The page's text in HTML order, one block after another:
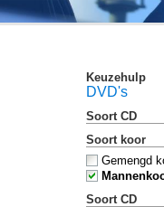
Keuzehulp
DVD's
Soort CD
Soort koor
Gemengd
Soort CD